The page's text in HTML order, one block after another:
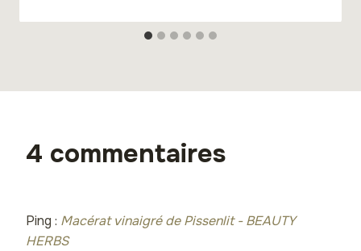
4 commentaires
Ping : Macérat vinaigré de Pissenlit - BEAUTY
HERBS